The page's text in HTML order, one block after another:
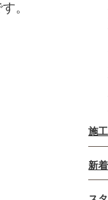
。
施
新